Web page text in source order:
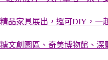
品家具展出，還可DIY，一
文創園區、奇美博物館、